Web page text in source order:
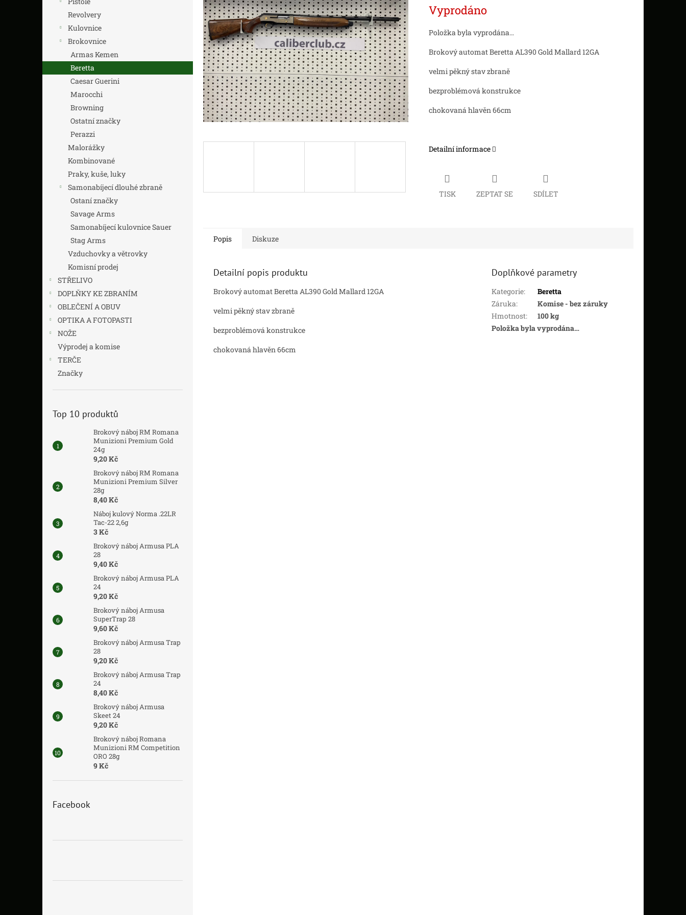
e
l
Revolvery
Kulovnice
Brokovnice
Armas Kemen
Beretta
Caesar Guerini
Marocchi
Browning
Ostatní značky
Perazzi
Malorážky
Kombinované
Praky, kuše, luky
Samonabíjecí dlouhé zbraně
Ostaní značky
Savage Arms
Samonabíjecí kulovnice Sauer
Stag Arms
Vzduchovky a větrovky
Komisní prodej
STŘELIVO
DOPLŇKY KE ZBRANÍM
OBLEČENÍ A OBUV
OPTIKA A FOTOPASTI
NOŽE
Výprodej a komise
TERČE
Značky
Top 10 produktů
Brokový náboj RM Romana
Munizioni Premium Gold
24g
9,20 Kč
Brokový náboj RM Romana
Munizioni Premium Silver
28g
8,40 Kč
Náboj kulový Norma .22LR
Tac-22 2,6g
3 Kč
Brokový náboj Armusa PLA
28
9,40 Kč
Brokový náboj Armusa PLA
24
9,20 Kč
Brokový náboj Armusa
SuperTrap 28
9,60 Kč
Brokový náboj Armusa Trap
28
9,20 Kč
Brokový náboj Armusa Trap
24
8,40 Kč
Brokový náboj Armusa
Skeet 24
9,20 Kč
Brokový náboj Romana
Munizioni RM Competition
ORO 28g
9 Kč
Facebook
5
hvězdiček.
cena:
Vyprodáno
Položka byla vyprodána…
Brokový automat Beretta AL390 Gold Mallard 12GA
velmi pěkný stav zbraně
bezproblémová konstrukce
chokovaná hlavěn 66cm
Detailní informace
TISK ZEPTAT SE SDÍLET
Popis Diskuze
Detailní popis produktu
Brokový automat Beretta AL390 Gold Mallard 12GA
velmi pěkný stav zbraně
bezproblémová konstrukce
chokovaná hlavěn 66cm
Doplňkové parametry
Kategorie:
Beretta
Záruka:
Komise - bez záruky
Hmotnost:
100 kg
Položka byla vyprodána…